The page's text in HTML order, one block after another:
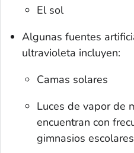
El sol
Algunas fuentes
ultravioleta incluyen:
Camas solares
Luces de vapor de
encuentran con
gimnasios